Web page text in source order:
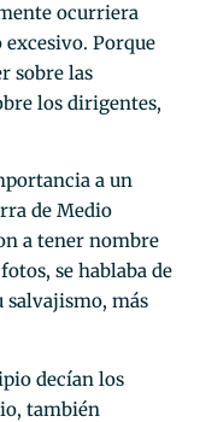
ocurriera
excesivo. Porque
sobre las
los dirigentes,
a un
de Medio
a tener nombre
se hablaba de
salvajismo, más
decían los
también